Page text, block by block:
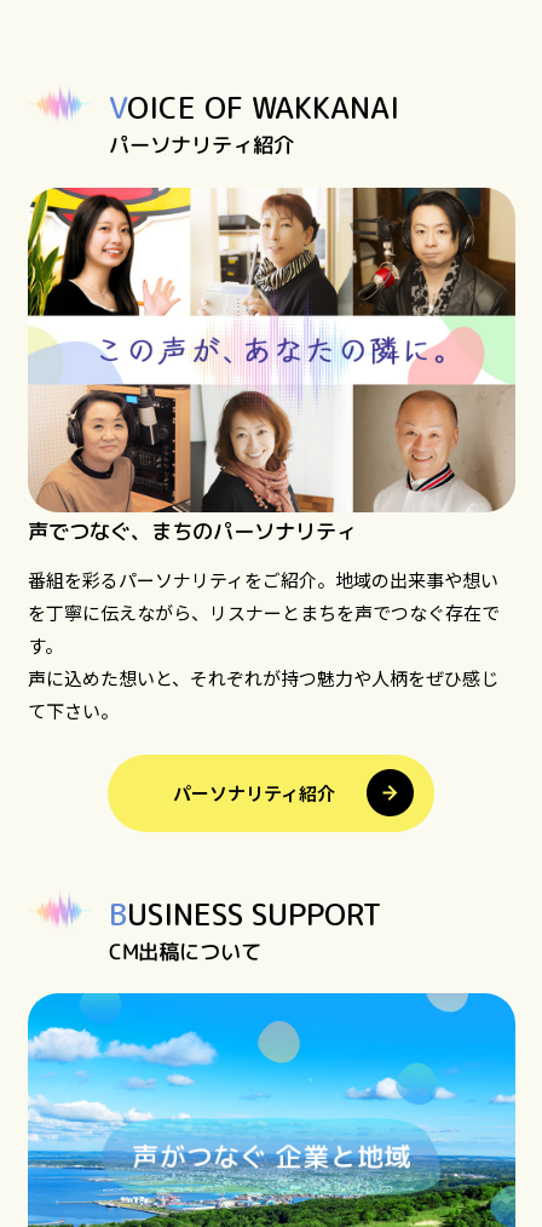
VOICE OF WAKKANAI
パーソナリティ紹介
声でつなぐ、まちのパーソナリティ
番組を彩るパーソナリティをご紹介。地域の出来事や想い
を丁寧に伝えながら、リスナーとまちを声でつなぐ存在で
す。
声に込めた想いと、それぞれが持つ魅力や人柄をぜひ感じ
て下さい。
パーソナリティ紹介
BUSINESS SUPPORT
CM出稿について